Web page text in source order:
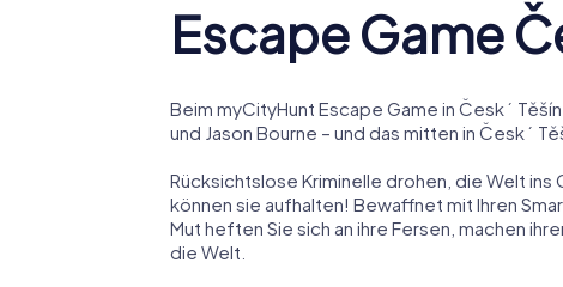
Escape Game
Beim myCityHunt Escape Game in Český
und Jason Bourne – und das mitten in Český
Rücksichtslose Kriminelle drohen, die Welt ins
können sie aufhalten! Bewaffnet mit Ihren
Mut heften Sie sich an ihre Fersen, machen
die Welt.